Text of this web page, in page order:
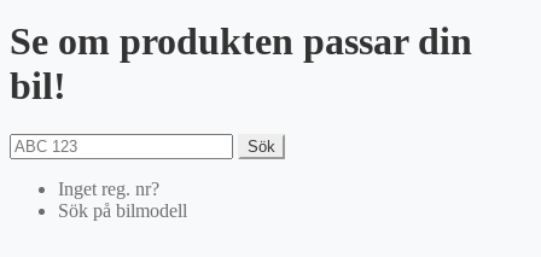
Se om produkten passar din
bil!
Sök
Inget reg. nr?
Sök på bilmodell